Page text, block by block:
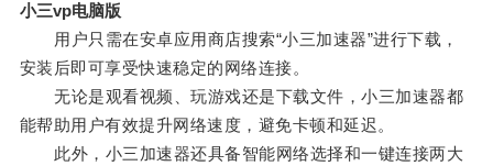
小三vp电脑版
用户只需在安卓应用商店搜索“小三加速器”进行下载，
安装后即可享受快速稳定的网络连接。
无论是观看视频、玩游戏还是下载文件，小三加速器都
能帮助用户有效提升网络速度，避免卡顿和延迟。
此外，小三加速器还具备智能网络选择和一键连接两大